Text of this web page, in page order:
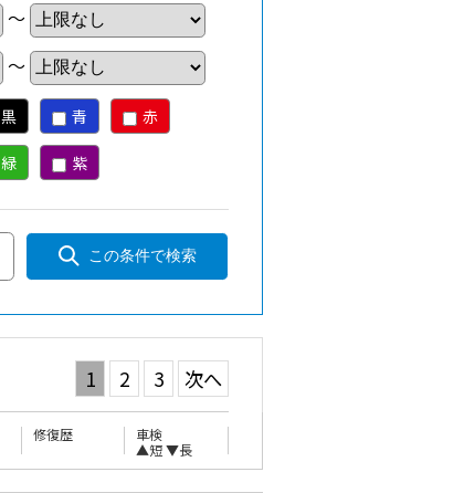
～
～
黒 青 赤
緑 紫
この条件で検索
1 2 3 次へ
修復歴
車検
▲短▼長